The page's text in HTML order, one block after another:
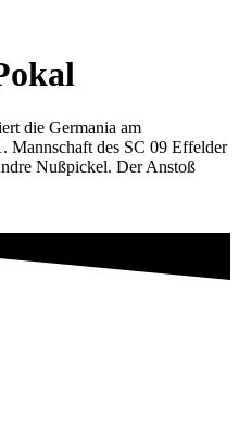
die Germania am
Mannschaft des SC 09 Effelder
Nußpickel. Der Anstoß